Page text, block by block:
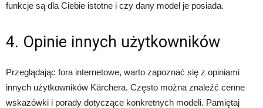
funkcje są dla Ciebie istotne i czy dany model je posiada.
4. Opinie innych użytkowników
Przeglądając fora internetowe, warto zapoznać się z opiniami
innych użytkowników Kärchera. Często można znaleźć cenne
wskazówki i porady dotyczące konkretnych modeli. Pamiętaj